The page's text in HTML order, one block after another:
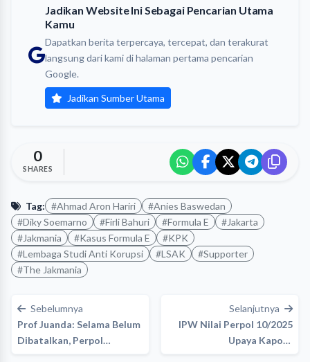
Jadikan Website Ini Sebagai Pencarian Utama
Kamu
Dapatkan berita terpercaya, tercepat, dan terakurat
langsung dari kami di halaman pertama pencarian
Google.
Jadikan Sumber Utama
0
SHARES
Tag: #Ahmad Aron Hariri
#Anies Baswedan
#Diky Soemarno
#Firli Bahuri #Formula E
#Jakarta
#Jakmania
#Kasus Formula E
#KPK
#Lembaga Studi Anti Korupsi
#LSAK
#Supporter
#The Jakmania
Sebelumnya
Prof Juanda: Selama Belum
Dibatalkan, Perpol
Selanjutnya
IPW Nilai Perpol 10/2025
Upaya Kapolri